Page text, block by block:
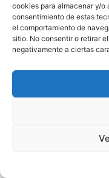
cookies para almacenar y/o
consentimiento de estas
el comportamiento de
sitio. No consentir o retirar
negativamente a ciertas